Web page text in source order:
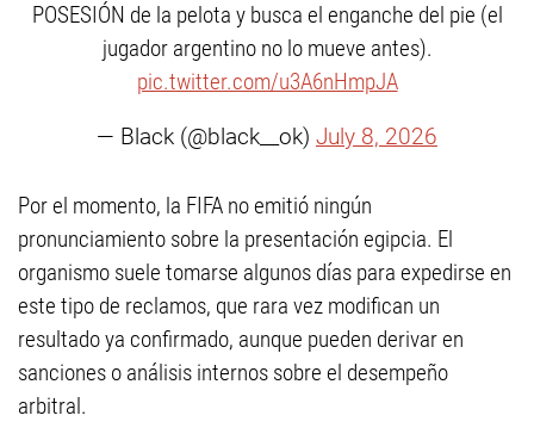
POSESIÓN de la pelota y busca el enganche del pie (el
jugador argentino no lo mueve antes).
pic.twitter.com/u3A6nHmpJA
— Black (@black__ok) July 8, 2026
Por el momento, la FIFA no emitió ningún
pronunciamiento sobre la presentación egipcia. El
organismo suele tomarse algunos días para expedirse en
este tipo de reclamos, que rara vez modifican un
resultado ya confirmado, aunque pueden derivar en
sanciones o análisis internos sobre el desempeño
arbitral.